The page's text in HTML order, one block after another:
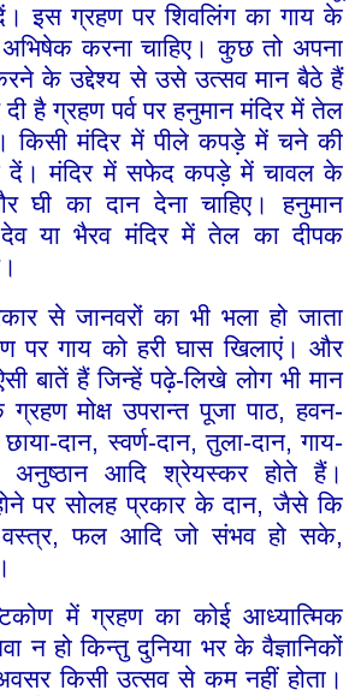
इस ग्रहण पर शिवलिंग का गाय के
अभिषेक करना चाहिए। कुछ तो अपना
के उद्देश्यसे उसे उत्सव मान बैठे हैं
दी है ग्रहण पर्व पर हनुमान मंदिर में तेल
किसी मंदिर में पीले कपड़े में चने की
दें। मंदिर में सफेद कपड़े में चावल के
घी का दान देना चाहिए।
हनुमान
देव या भैरव मंदिर में तेल का दीपक
से जानवरों का भी भला हो जाता
पर गाय को हरी घास खिलाएं। और
बातें हैं जिन्हें पढ़े-लिखे लोग भी मान
ग्रहण मोक्ष उपरान्त पूजा पाठ,हवन-
छाया-दान,स्वर्ण-दान,तुला-दान,गाय-
अनुष्ठान आदि श्रेयस्कर होते
हैं।
पर सोलह प्रकार के दान,जैसे कि
वस्त्र,फल आदि जो संभव हो सके
में ग्रहण का कोई आध्यात्मिक
न हो किन्तु दुनिया भर के वैज्ञानिकों
किसी उत्सव से कम नहीं होता।